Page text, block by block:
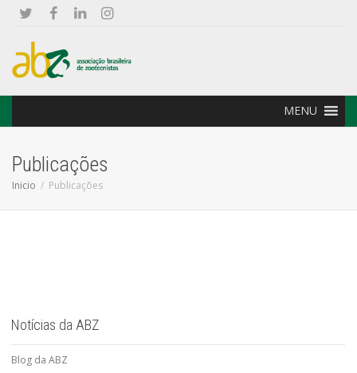
MENU
Publicações
Inicio Publicações
Notícias da ABZ
Blog da ABZ